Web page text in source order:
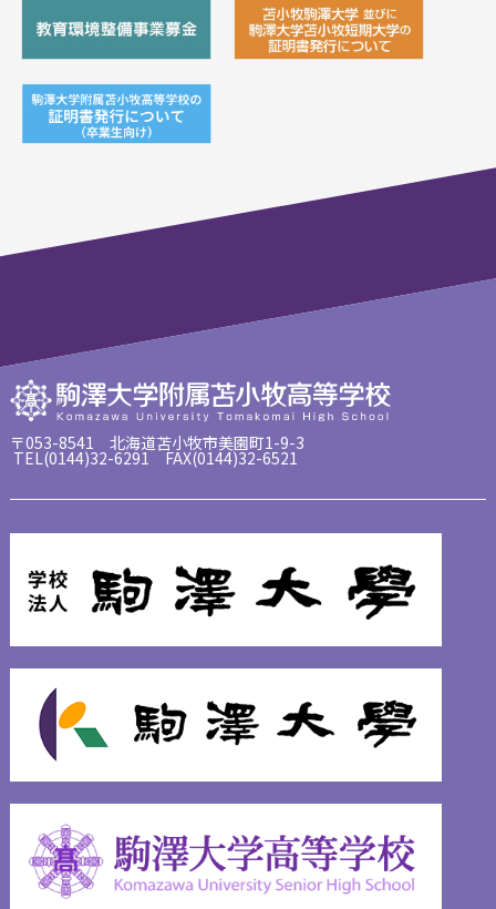
〒053-8541 北海道苫小牧市美園町1-9-3
TEL(0144)32-6291 FAX(0144)32-6521